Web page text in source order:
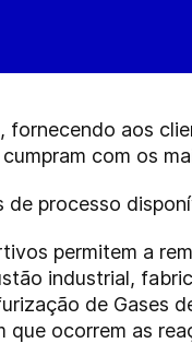
fornecendo aos
com os
de processo
permitem a
industrial,
de Gases
que ocorrem as